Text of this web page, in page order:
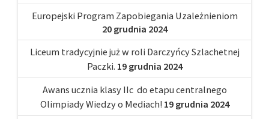
Europejski Program Zapobiegania Uzależnieniom
20 grudnia 2024
Liceum tradycyjnie już w roli Darczyńcy Szlachetnej
Paczki. 19 grudnia 2024
Awans ucznia klasy IIc do etapu centralnego
Olimpiady Wiedzy o Mediach! 19 grudnia 2024